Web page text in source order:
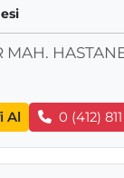
MAH.
Al 0 (412)